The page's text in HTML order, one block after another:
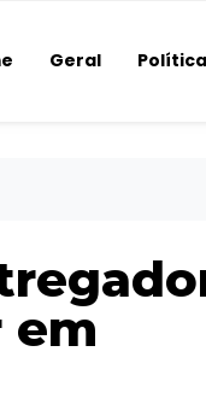
Geral Política
em